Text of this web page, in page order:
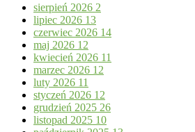
sierpień 2026 2
lipiec 2026 13
czerwiec 2026 14
maj 2026 12
kwiecień 2026 11
marzec 2026 12
luty 2026 11
styczeń 2026 12
grudzień 2025 26
listopad 2025 10